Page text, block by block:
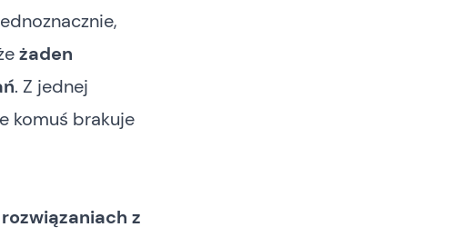
żaden
. Z jednej
komuś brakuje
z